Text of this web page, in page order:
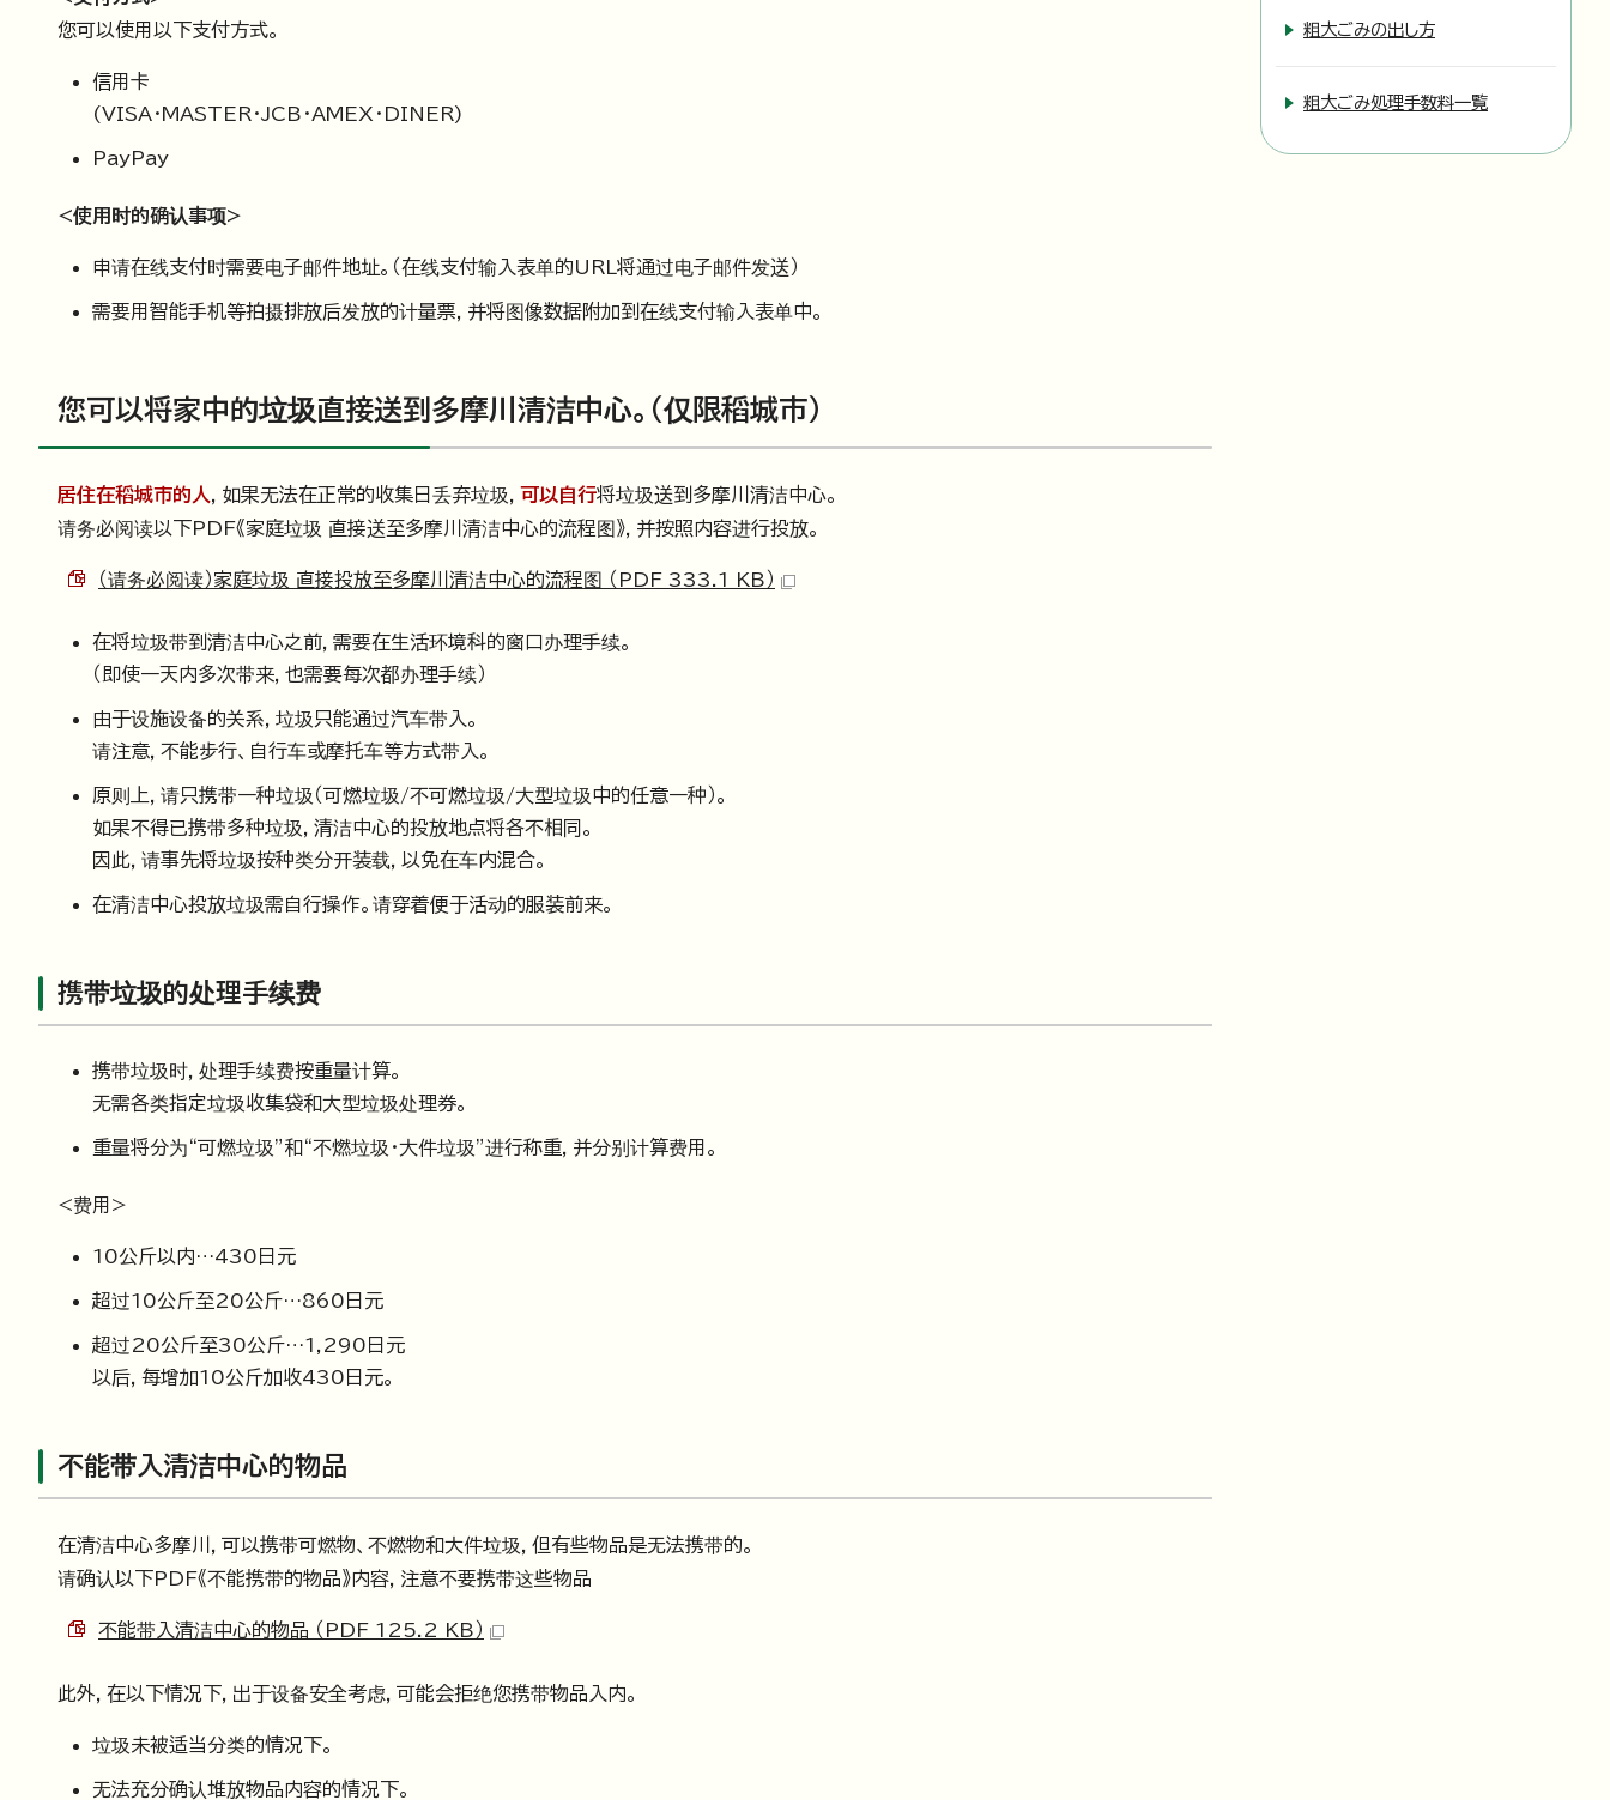
您可以使用以下支付方式。
信用卡
(VISA・MASTER・JCB・AMEX・DINER)
PayPay
<使用时的确认事项>
申请在线支付时需要电子邮件地址。（在线支付输入表单的URL将通过电子邮件发送）
需要用智能手机等拍摄排放后发放的计量票，并将图像数据附加到在线支付输入表单中。
您可以将家中的垃圾直接送到多摩川清洁中心。（仅限稻城市）
居住在稻城市的人 ，如果无法在正常的收集日丢弃垃圾， 可以自行将垃圾送到多摩川清洁中心。
请务必阅读以下PDF《家庭垃圾 直接送至多摩川清洁中心的流程图》，并按照内容进行投放。
（请务必阅读）家庭垃圾 直接投放至多摩川清洁中心的流程图 （PDF 333.1 KB）
在将垃圾带到清洁中心之前，需要在生活环境科的窗口办理手续。
（即使一天内多次带来，也需要每次都办理手续）
由于设施设备的关系，垃圾只能通过汽车带入。
请注意，不能步行、自行车或摩托车等方式带入。
原则上，请只携带一种垃圾（可燃垃圾/不可燃垃圾/大型垃圾中的任意一种）。
如果不得已携带多种垃圾，清洁中心的投放地点将各不相同。
因此，请事先将垃圾按种类分开装载，以免在车内混合。
在清洁中心投放垃圾需自行操作。请穿着便于活动的服装前来。
携带垃圾的处理手续费
携带垃圾时，处理手续费按重量计算。
无需各类指定垃圾收集袋和大型垃圾处理券。
重量将分为“可燃垃圾”和“不燃垃圾・大件垃圾”进行称重，并分别计算费用。
<费用>
10公斤以内…430日元
超过10公斤至20公斤…860日元
超过20公斤至30公斤…1,290日元
以后，每增加10公斤加收430日元。
不能带入清洁中心的物品
在清洁中心多摩川，可以携带可燃物、不燃物和大件垃圾，但有些物品是无法携带的。
请确认以下PDF《不能携带的物品》内容，注意不要携带这些物品
不能带入清洁中心的物品 （PDF 125.2 KB）
此外，在以下情况下，出于设备安全考虑，可能会拒绝您携带物品入内。
垃圾未被适当分类的情况下。
无法充分确认堆放物品内容的情况下。
粗大ごみの出し方
粗大ごみ処理手数料一覧